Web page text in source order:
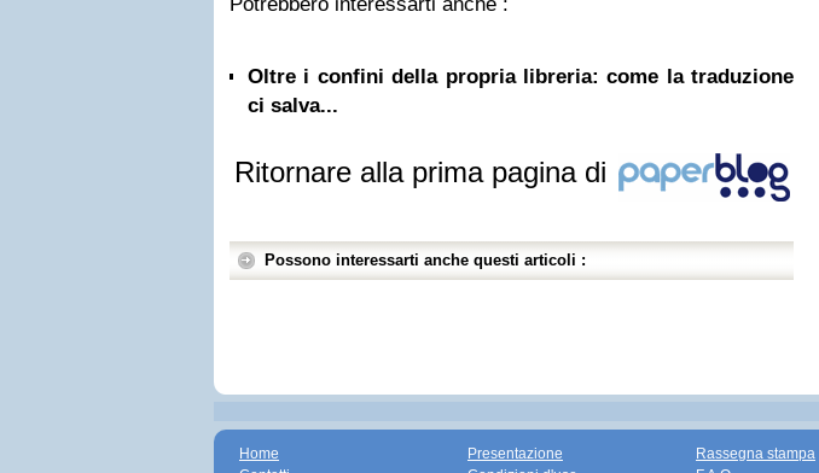
Oltre i confini della propria libreria: come la traduzione
ci salva...
Ritornare alla prima pagina di
Possono interessarti anche questi articoli :
Home
Presentazione
Rassegna stampa